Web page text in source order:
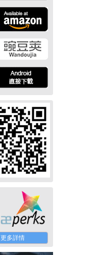
更多詳情